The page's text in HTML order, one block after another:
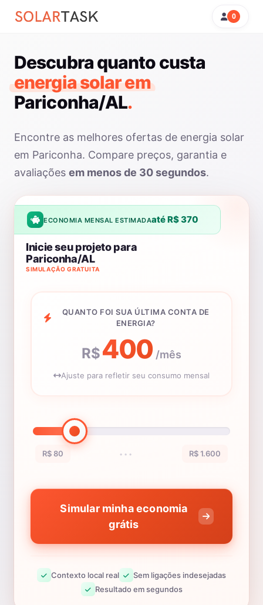
0
Descubra quanto custa
energia solar em
Pariconha/AL.
Encontre as melhores ofertas de energia solar
em Pariconha. Compare preços, garantia e
avaliações em menos de 30 segundos.
ECONOMIA MENSAL ESTIMADAaté R$ 370
SIMULAÇÃO GRATUITA
Inicie seu projeto para
Pariconha/AL
QUANTO FOI SUA ÚLTIMA CONTA DE
ENERGIA?
R$400 /mês
Ajuste para refletir seu consumo mensal
R$ 80 ••• R$ 1.600
Simular minha economia
grátis
Contexto local real
Sem ligações indesejadas
Resultado em segundos